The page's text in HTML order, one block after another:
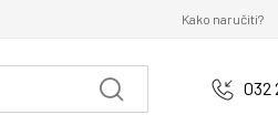
Kako naručiti?
032